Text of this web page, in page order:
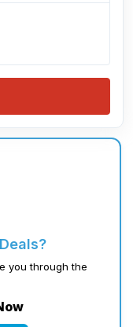
you through the